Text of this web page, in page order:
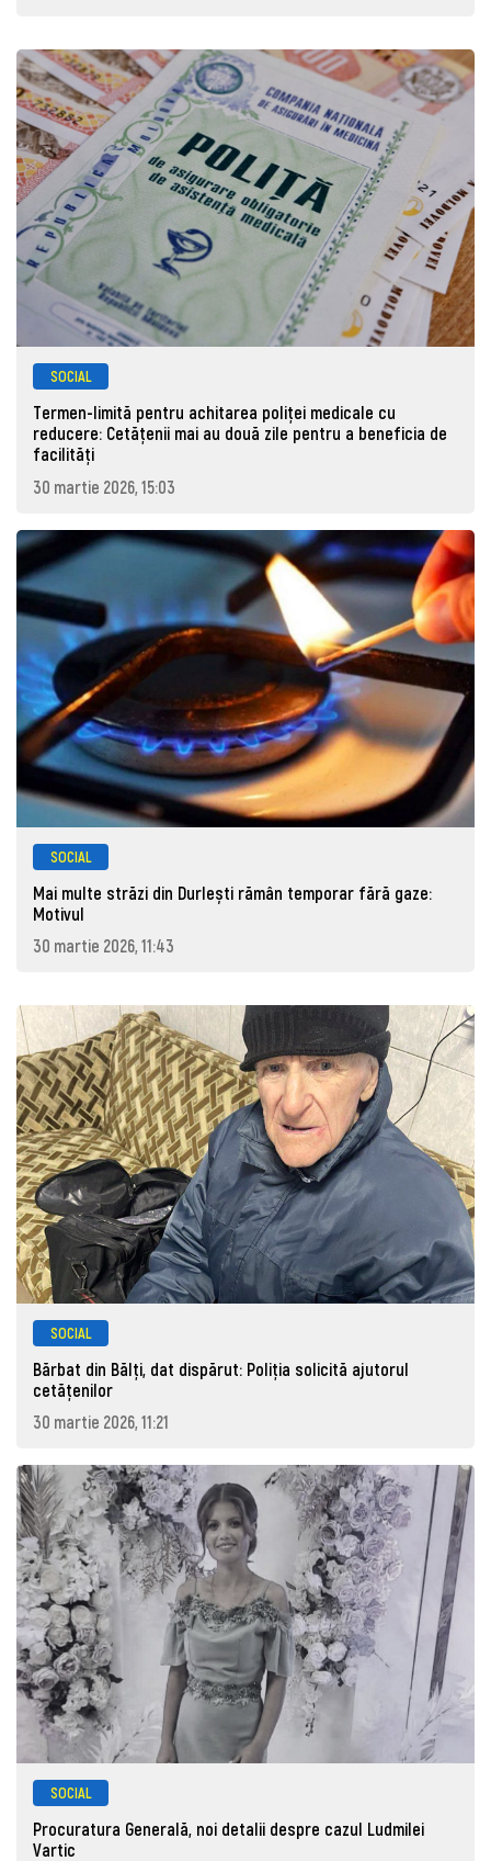
SOCIAL
Termen-limită pentru achitarea poliței medicale cu
reducere: Cetățenii mai au două zile pentru a beneficia de
facilități
30 martie 2026, 15:03
SOCIAL
Mai multe străzi din Durlești rămân temporar fără gaze:
Motivul
30 martie 2026, 11:43
SOCIAL
Bărbat din Bălți, dat dispărut: Poliţia solicită ajutorul
cetăţenilor
30 martie 2026, 11:21
SOCIAL
Procuratura Generală, noi detalii despre cazul Ludmilei
Vartic